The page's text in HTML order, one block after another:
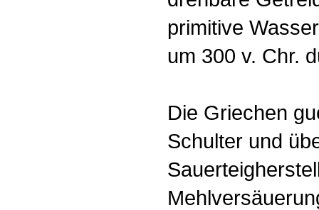
primitive
um 300 v. Chr.
Die Griechen
Schulter und